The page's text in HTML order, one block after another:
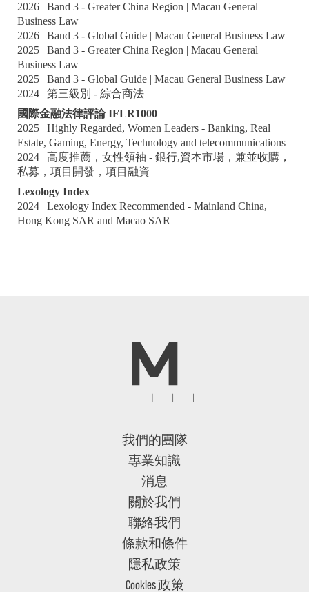
2026 | Band 3 - Greater China Region | Macau General
Business Law
2026 | Band 3 - Global Guide | Macau General Business Law
2025 | Band 3 - Greater China Region | Macau General
Business Law
2025 | Band 3 - Global Guide | Macau General Business Law
2024 | 第三級別 - 綜合商法
國際金融法律評論 IFLR1000
2025 | Highly Regarded, Women Leaders - Banking, Real
Estate, Gaming, Energy, Technology and telecommunications
2024 | 高度推薦，女性領袖 - 銀行,資本市場，兼並收購，
私募，項目開發，項目融資
Lexology Index
2024 | Lexology Index Recommended - Mainland China,
Hong Kong SAR and Macao SAR
我們的團隊
專業知識
消息
關於我們
聯絡我們
條款和條件
隱私政策
Cookies 政策